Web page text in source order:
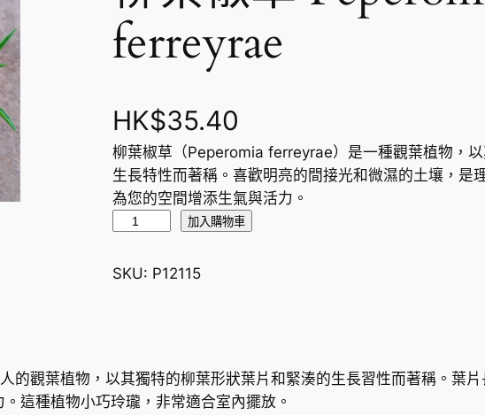
ferreyrae
HK$35.40
柳葉椒草（Peperomia ferreyrae）是一種觀葉植物，
生長特性而著稱。喜歡明亮的間接光和微濕的土壤，是
為您的空間增添生氣與活力。
椒
e
r
加入購物車
SKU: P12115
觀葉植物，以其獨特的柳葉形狀葉片和緊湊的生長習性而著稱。葉
這種植物小巧玲瓏，非常適合室內擺放。